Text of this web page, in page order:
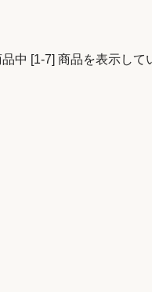
品中 [1-7] 商品を表示して